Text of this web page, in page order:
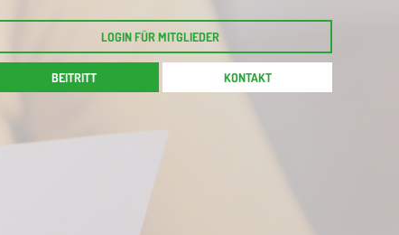
LOGIN FÜR MITGLIEDER
BEITRITT KONTAKT